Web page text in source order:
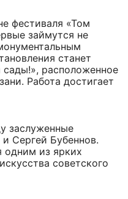
фестиваля «Том
займутся не
станет
расположенное
Работа достигает
заслуженные
Сергей Бубеннов.
одним из ярких
советского